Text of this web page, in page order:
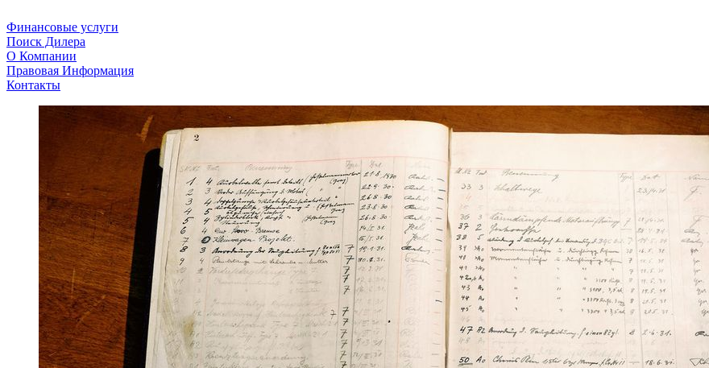
Финансовые услуги
Поиск Дилера
О Компании
Правовая Информация
Контакты